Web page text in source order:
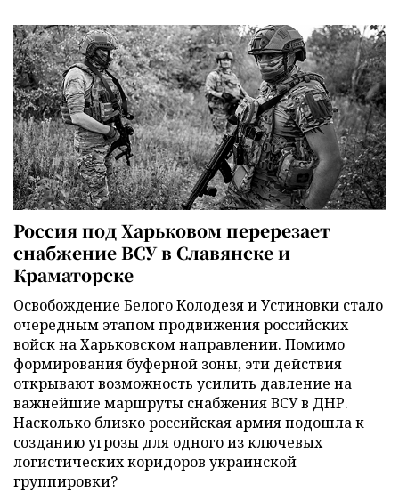
Россия под Харьковом перерезает
снабжение ВСУ в Славянске и
Краматорске
Освобождение Белого Колодезя и Устиновки стало
очередным этапом продвижения российских
войск на Харьковском направлении. Помимо
формирования буферной зоны, эти действия
открывают возможность усилить давление на
важнейшие маршруты снабжения ВСУ в ДНР.
Насколько близко российская армия подошла к
созданию угрозы для одного из ключевых
логистических коридоров украинской
группировки?